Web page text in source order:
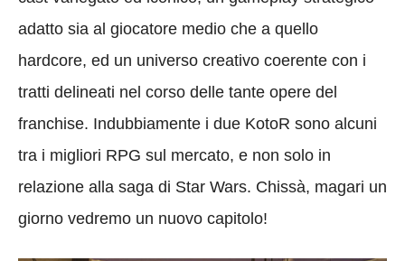
adatto sia al giocatore medio che a quello
hardcore, ed un universo creativo coerente con i
tratti delineati nel corso delle tante opere del
franchise. Indubbiamente i due KotoR sono alcuni
tra i migliori RPG sul mercato, e non solo in
relazione alla saga di Star Wars. Chissà, magari un
giorno vedremo un nuovo capitolo!